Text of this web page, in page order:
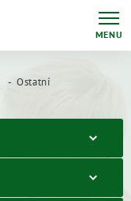
MENU
Ostatní